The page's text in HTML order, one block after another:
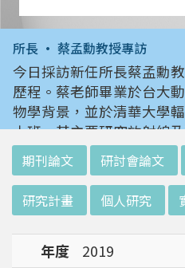
所長 • 蔡孟勳教授專訪
今日採訪新任所長蔡孟勳
歷程。蔡老師畢業於台大
物學背景，並於清華大學
士班。其主要研究放射線
NA 的傷害及細胞表型的改
士班時，選定研究長期暴
對人體的影響，並比較其
不同影響。在美國國家衛
究時，開始了以微陣列技
金屬以及輻射線等對腫瘤
期刊論文 研討會論文
研究計畫 個人研究
年度
2019